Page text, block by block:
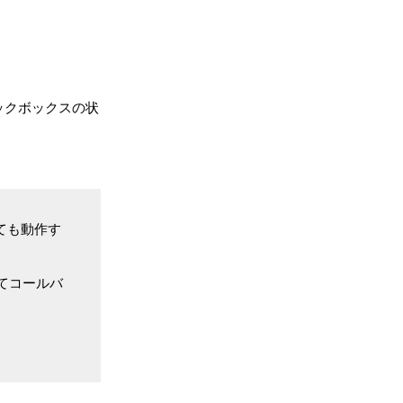
ボックスの状
も動作す
コールバ